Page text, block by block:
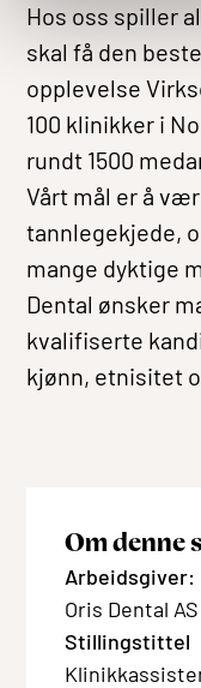
Hos oss spiller
skal få den
opplevelse
100 klinikker i
rundt 1500
Vårt mål er å
tannlegekjede,
mange dyktige
Dental ønsker
kvalifiserte
kjønn, etnisitet
Om denne
Arbeidsgiver:
Oris Dental AS
Stillingstittel